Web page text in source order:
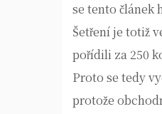
se tento článek
Šetření je totiž
pořídili za 250
Proto se tedy
protože